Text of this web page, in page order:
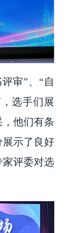
审”、“自
选手们展
他们有条
示了良好
评委对选